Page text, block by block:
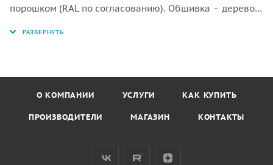
порошком (RAL по согласованию). Обшивка – дерево
атмосферостойкое для древесины.
О КОМПАНИИ УСЛУГИ КАК КУПИТЬ
ПРОИЗВОДИТЕЛИ МАГАЗИН КОНТАКТЫ